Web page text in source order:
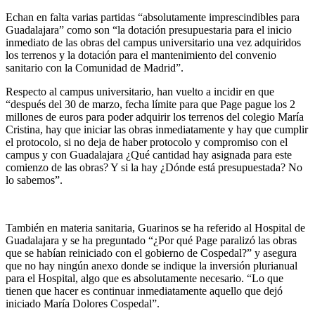
Echan en falta varias partidas “absolutamente imprescindibles para
Guadalajara” como son “la dotación presupuestaria para el inicio
inmediato de las obras del campus universitario una vez adquiridos
los terrenos y la dotación para el mantenimiento del convenio
sanitario con la Comunidad de Madrid”.
Respecto al campus universitario, han vuelto a incidir en que
“después del 30 de marzo, fecha límite para que Page pague los 2
millones de euros para poder adquirir los terrenos del colegio María
Cristina, hay que iniciar las obras inmediatamente y hay que cumplir
el protocolo, si no deja de haber protocolo y compromiso con el
campus y con Guadalajara ¿Qué cantidad hay asignada para este
comienzo de las obras? Y si la hay ¿Dónde está presupuestada? No
lo sabemos”.
También en materia sanitaria, Guarinos se ha referido al Hospital de
Guadalajara y se ha preguntado “¿Por qué Page paralizó las obras
que se habían reiniciado con el gobierno de Cospedal?” y asegura
que no hay ningún anexo donde se indique la inversión plurianual
para el Hospital, algo que es absolutamente necesario. “Lo que
tienen que hacer es continuar inmediatamente aquello que dejó
iniciado María Dolores Cospedal”.